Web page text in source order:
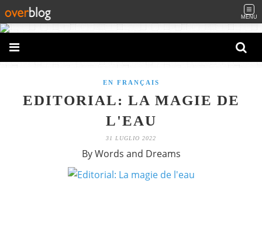
MENU
EN FRANÇAIS
EDITORIAL: LA MAGIE DE
L'EAU
31 LUGLIO 2022
By Words and Dreams